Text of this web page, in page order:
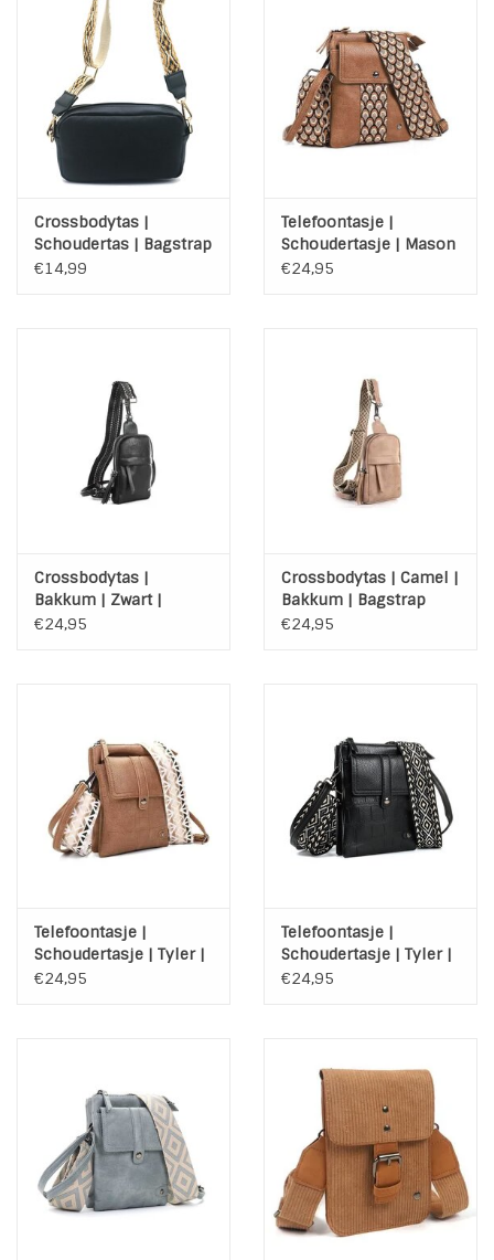
LIFESTYLE PRODUCTEN
INSPIRATIE
Blog
Crossbodytas |
Schoudertas | Bagstrap
| Zwart
€14,99
Telefoontasje |
Schoudertasje | Mason
| Brons
€24,95
Crossbodytas |
Bakkum | Zwart |
Bagstrap
€24,95
Crossbodytas | Camel |
Bakkum | Bagstrap
€24,95
Telefoontasje |
Schoudertasje | Tyler |
Camel | Bagstrap
€24,95
Telefoontasje |
Schoudertasje | Tyler |
Zwart | Bagstrap
€24,95